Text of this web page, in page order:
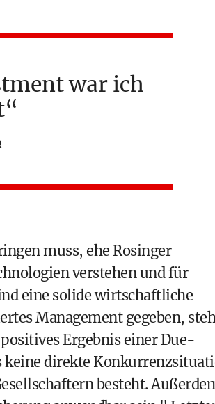
war ich
muss, ehe Rosinger
verstehen und für
eine solide wirtschaftliche
Management gegeben,
Ergebnis einer Due-
keine direkte
besteht.